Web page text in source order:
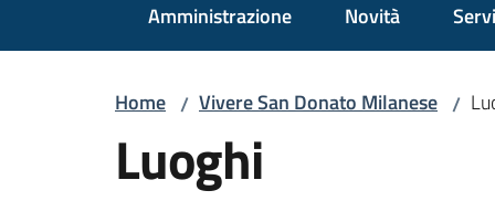
Amministrazione Novità
Home / Vivere San Donato Milanese /
Luoghi